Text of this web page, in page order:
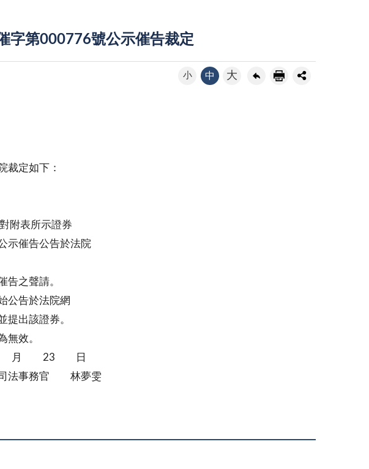
字第000776號公示催告裁定
小 中 大
裁定如下：
附表所示證券
催告公告於法院
告之聲請。
公告於法院網
出該證券。
無效。
23 日
林夢雯